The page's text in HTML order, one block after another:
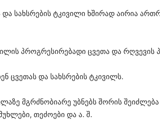
სახსრების ტკივილი ხშირად აირია
პროგრესირებადი ცვეთა და რღვევის
ცვეთას და სახსრების ტკივილს.
მგრძნობიარე უბნებს შორის
თეძოები და ა. შ.